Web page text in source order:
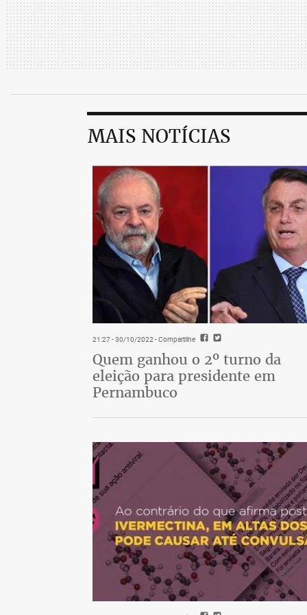
MAIS NOTÍCIAS
21:27 - 30/10/2022- Compartilhe
Quem ganhou o 2º turno da
eleição para presidente em
Pernambuco